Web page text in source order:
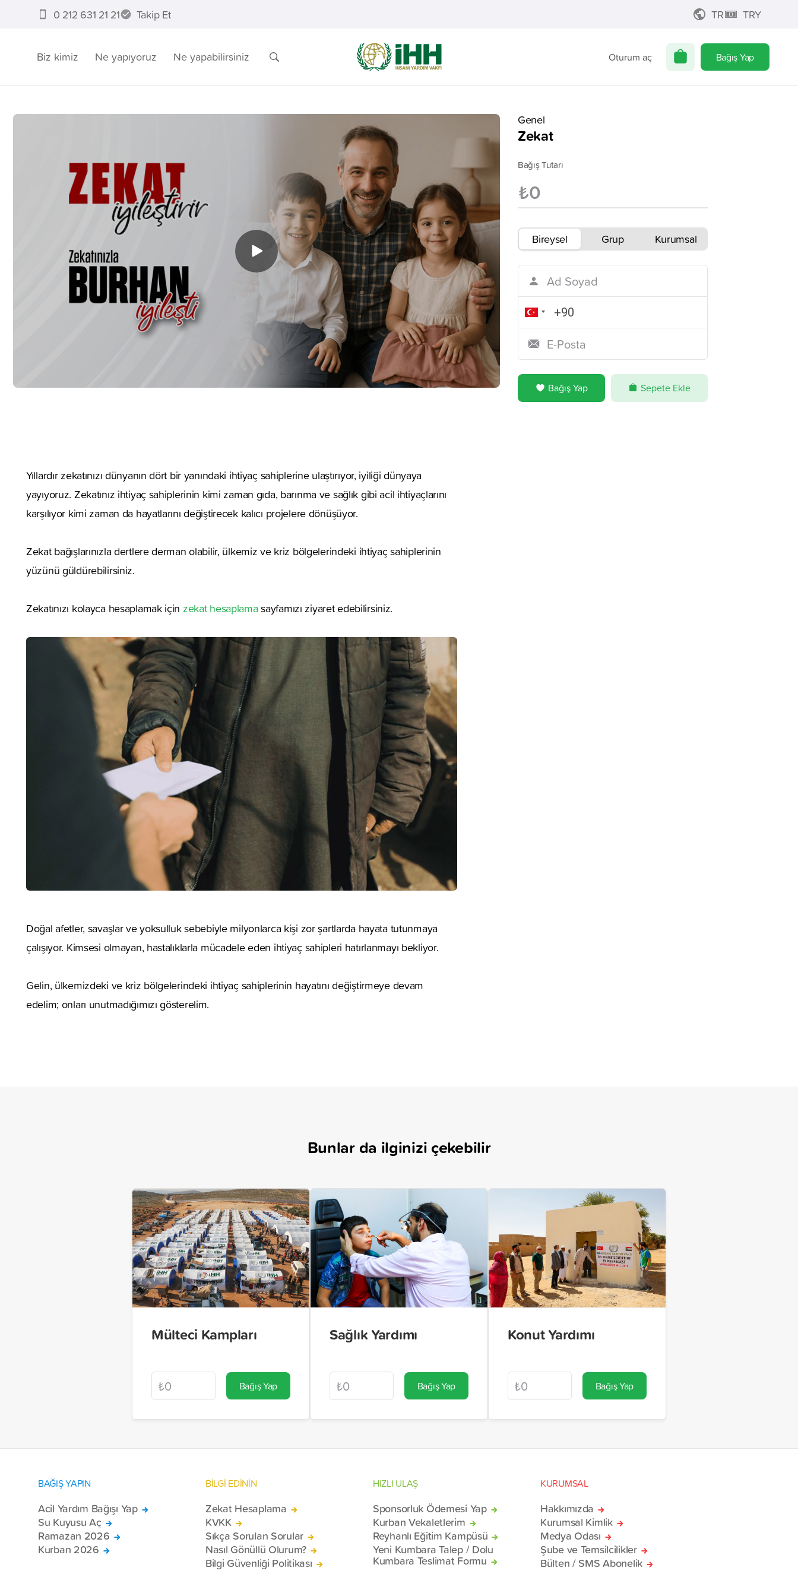
0 212 631 21 21 Takip Et TR TRY
Biz kimiz Ne yapıyoruz Ne yapabilirsiniz Oturum aç Bağış Yap
Genel
Zekat
Bağış Tutarı
Bireysel Grup Kurumsal
Bağış Yap Sepete Ekle
Yıllardır zekatınızı dünyanın dört bir yanındaki ihtiyaç sahiplerine ulaştırıyor, iyiliği dünyaya
yayıyoruz. Zekatınız ihtiyaç sahiplerinin kimi zaman gıda, barınma ve sağlık gibi acil ihtiyaçlarını
karşılıyor kimi zaman da hayatlarını değiştirecek kalıcı projelere dönüşüyor.
Zekat bağışlarınızla dertlere derman olabilir, ülkemiz ve kriz bölgelerindeki ihtiyaç sahiplerinin
yüzünü güldürebilirsiniz.
Zekatınızı kolayca hesaplamak için zekat hesaplamasayfamızı ziyaret edebilirsiniz.
Doğal afetler, savaşlar ve yoksulluk sebebiyle milyonlarca kişi zor şartlarda hayata tutunmaya
çalışıyor. Kimsesi olmayan, hastalıklarla mücadele eden ihtiyaç sahipleri hatırlanmayı bekliyor.
Gelin, ülkemizdeki ve kriz bölgelerindeki ihtiyaç sahiplerinin hayatını değiştirmeye devam
edelim; onları unutmadığımızı gösterelim.
Bunlar da ilginizi çekebilir
Mülteci Kampları
Bağış Yap
Sağlık Yardımı
Bağış Yap
Konut Yardımı
Bağış Yap
BAĞIŞ YAPIN
Acil Yardım Bağışı Yap
Su Kuyusu Aç
Ramazan 2026
Kurban 2026
BİLGİ EDİNİN
Zekat Hesaplama
KVKK
Sıkça Sorulan Sorular
Nasıl Gönüllü Olurum?
Bilgi Güvenliği Politikası
HIZLI ULAŞ
Sponsorluk Ödemesi Yap
Kurban Vekaletlerim
Reyhanlı Eğitim Kampüsü
Yeni Kumbara Talep / Dolu
Kumbara Teslimat Formu
KURUMSAL
Hakkımızda
Kurumsal Kimlik
Medya Odası
Şube ve Temsilcilikler
Bülten / SMS Abonelik